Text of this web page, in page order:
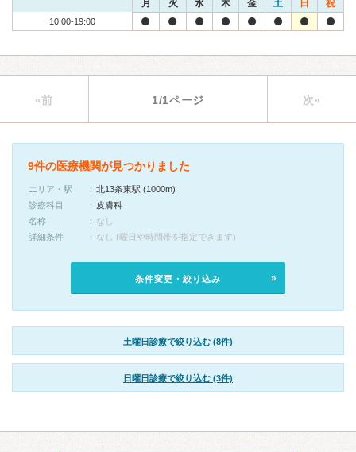
月 火 水 木 金 土 日 祝
10:00-19:00
«前 1/1ページ 次»
9件の医療機関が見つかりました
エリア・駅
北13条東駅 (1000m)
診療科目
皮膚科
名称
なし
詳細条件
なし (曜日や時間帯を指定できます)
条件変更・絞り込み
土曜日診療で絞り込む (8件)
日曜日診療で絞り込む (3件)